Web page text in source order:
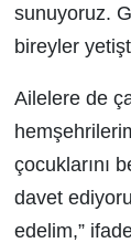
sunuyoruz.
bireyler
Ailelere de
çocuklarını
davet
edelim,”